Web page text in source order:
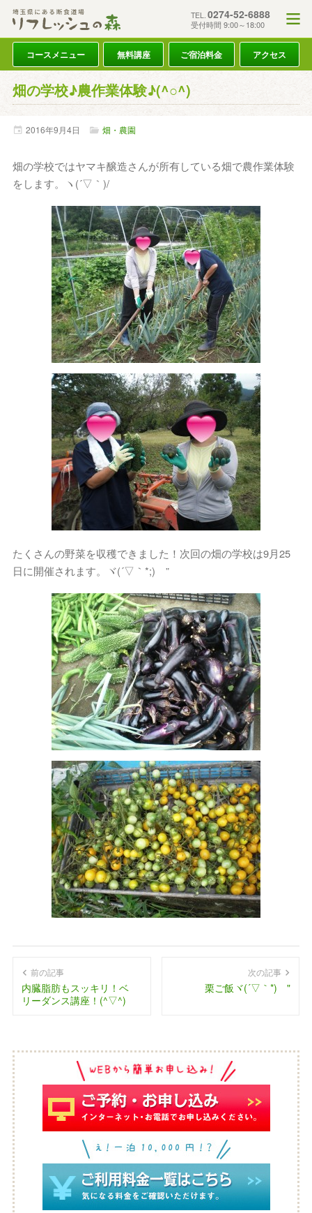
TEL. 0274-52-6888
受付時間 9:00～18:00
コースメニュー 無料講座 ご宿泊料金 アクセス
畑の学校♪農作業体験♪(^○^)
2016年9月4日 畑・農園
畑の学校ではヤマキ醸造さんが所有している畑で農作業体験
をします。ヽ(´▽｀)/
たくさんの野菜を収穫できました！次回の畑の学校は9月25
日に開催されます。ヾ(´▽｀*;)ゝ”
前の記事
内臓脂肪もスッキリ！ベ
リーダンス講座！(^▽^)
次の記事
栗ご飯ヾ(´▽｀*)ゝ"